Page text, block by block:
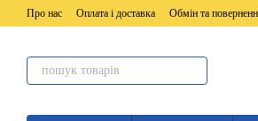
Перейти до основного контенту
Про нас Оплата і доставка Обмін та